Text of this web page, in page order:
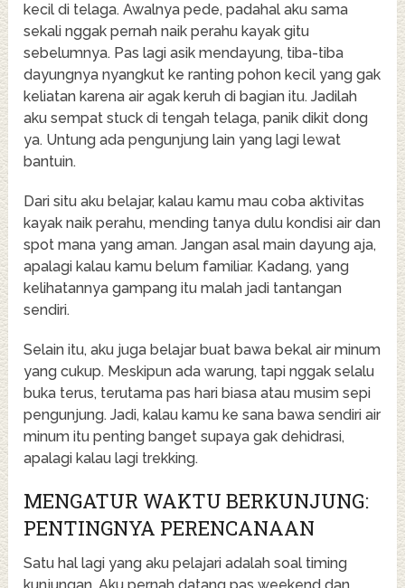
kecil di telaga. Awalnya pede, padahal aku sama
sekali nggak pernah naik perahu kayak gitu
sebelumnya. Pas lagi asik mendayung, tiba-tiba
dayungnya nyangkut ke ranting pohon kecil yang gak
keliatan karena air agak keruh di bagian itu. Jadilah
aku sempat stuck di tengah telaga, panik dikit dong
ya. Untung ada pengunjung lain yang lagi lewat
bantuin.
Dari situ aku belajar, kalau kamu mau coba aktivitas
kayak naik perahu, mending tanya dulu kondisi air dan
spot mana yang aman. Jangan asal main dayung aja,
apalagi kalau kamu belum familiar. Kadang, yang
kelihatannya gampang itu malah jadi tantangan
sendiri.
Selain itu, aku juga belajar buat bawa bekal air minum
yang cukup. Meskipun ada warung, tapi nggak selalu
buka terus, terutama pas hari biasa atau musim sepi
pengunjung. Jadi, kalau kamu ke sana bawa sendiri air
minum itu penting banget supaya gak dehidrasi,
apalagi kalau lagi trekking.
MENGATUR WAKTU BERKUNJUNG:
PENTINGNYA PERENCANAAN
Satu hal lagi yang aku pelajari adalah soal timing